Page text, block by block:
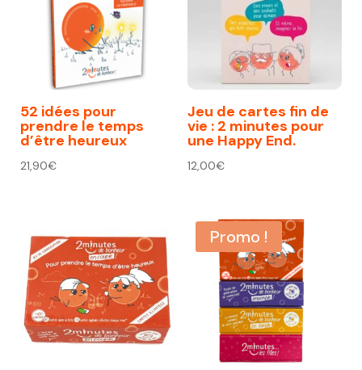
52 idées pour
prendre le temps
d’être heureux
21,90€
Jeu de cartes fin de
vie : 2 minutes pour
une Happy End.
12,00€
Promo !